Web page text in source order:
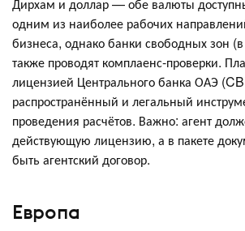
одним из наиболее рабочих
бизнеса, однако банки свободных зон
также проводят комплаенс-проверки.
лицензией Центрального банка ОАЭ
распространённый и легальный
проведения расчётов. Важно: агент
действующую лицензию, а в пакете
быть агентский договор.
Европа